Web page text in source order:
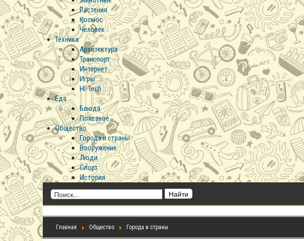
Растения
Космос
Человек
Техника
Архитектура
Транспорт
Интернет
Игры
Hi-Tech
Еда
Блюда
Полезное
Общество
Города и страны
Вооружение
Люди
Спорт
История
Главная Общество Города и страны